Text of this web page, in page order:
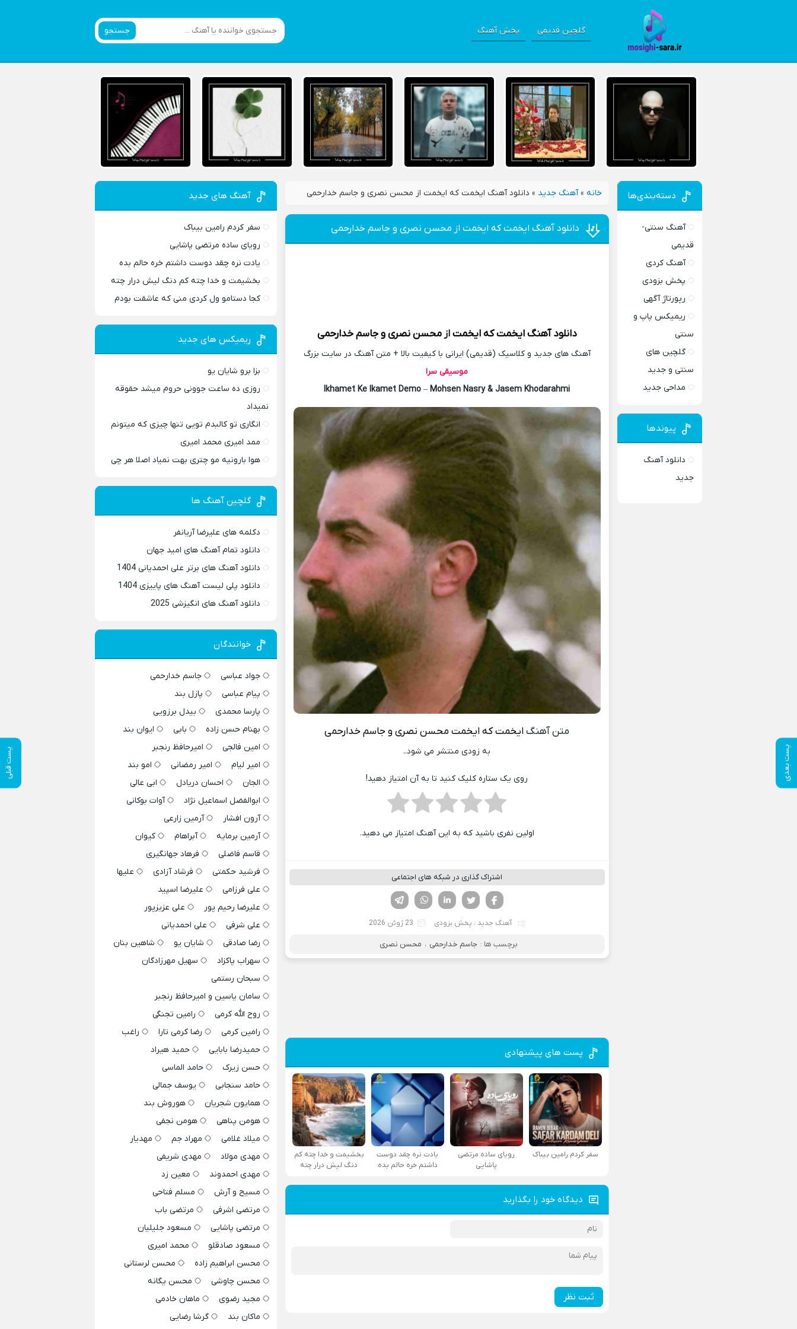
گلچین قدیمی پخش آهنگ جستجو
خانه »آهنگ جدید » دانلود آهنگ ایخمت که ایخمت از محسن نصری و جاسم خدارحمی
پست بعدی پست قبلی
دانلود آهنگ ایخمت که ایخمت از محسن نصری و جاسم خدارحمی
دانلود آهنگایخمت که ایخمتازمحسن نصری و جاسم خدارحمی
آهنگ های جدید و کلاسیک (قدیمی) ایرانی با کیفیت بالا + متن آهنگ در سایت بزرگ
موسیقی سرا
Ikhamet Ke Ikamet Demo –Mohsen Nasry & Jasem Khodarahmi
متن آهنگ ایخمت که ایخمت محسن نصری و جاسم خدارحمی
به زودی منتشر می شود..
روی یک ستاره کلیک کنید تا به آن امتیاز دهید!
اولین نفری باشید که به این آهنگ امتیاز می دهید.
اشتراک گذاری در شبکه های اجتماعی
لینکدین تویتر
فیسوک
آهنگ جدید ، پخش بزودی 23 ژوئن 2026
برچسب ها : جاسم خدارحمی ، محسن نصری
پست های پیشنهادی
سفر کردم رامین بیباک
رویای ساده مرتضی
پاشایی
یادت نره چقد دوست
داشتم خره حالم بده
بخشیمت و خدا چته کم
دنگ لیش درار چته
دیدگاه خود را بگذارید
ثبت نظر
دسته‌بندی‌ها
آهنگ سنتی-
قدیمی
آهنگ کردی
پخش بزودی
رپورتاژ آگهی
ریمیکس پاپ و
سنتی
گلچین های
سنتی و جدید
مداحی جدید
پیوندها
دانلود آهنگ
جدید
آهنگ های جدید
سفر کردم رامین بیباک
رویای ساده مرتضی پاشایی
یادت نره چقد دوست داشتم خره حالم بده
بخشیمت و خدا چته کم دنگ لیش درار چته
کجا دستامو ول کردی منی که عاشقت بودم
ریمیکس های جدید
بزا برو شایان یو
روزی ده ساعت جوونی حروم میشد حقوقه
نمیداد
انگاری تو کالبدم تویی تنها چیزی که میتونم
ممد امیری محمد امیری
هوا بارونیه مو چتری بهت نمیاد اصلا هر چی
گلچین آهنگ ها
دکلمه های علیرضا آریانفر
دانلود تمام آهنگ های امید جهان
دانلود آهنگ های برتر علی احمدیانی 1404
دانلود پلی لیست آهنگ های پاییزی 1404
دانلود آهنگ های انگیزشی 2025
خوانندگان
جواد عباسی
جاسم خدارحمی
پیام عباسی
پازل بند
پارسا محمدی
بیدل برزویی
بهنام حسن زاده
بابی
ایوان بند
امین فالجی
امیرحافظ رنجبر
امیر لیام
امیر رمضانی
امو بند
الجان
احسان دریادل
ابی عالی
ابوالفضل اسماعیل نژاد
آوات بوکانی
آرون افشار
آرمین زارعی
آرمین برمایه
آبراهام
کیوان
قاسم فاضلی
فرهاد جهانگیری
فرشید حکمتی
فرشاد آزادی
علیها
علی فرزامی
علیرضا اسپید
علیرضا رحیم پور
علی عزیزپور
علی شرفی
علی احمدیانی
رضا صادقی
شایان یو
شاهین بنان
سهراب پاکزاد
سهیل مهرزادگان
سبحان رستمی
سامان یاسین و امیرحافظ رنجبر
روح الله کرمی
رامین تجنگی
رامین کرمی
رضا کرمی تارا
راغب
حمیدرضا بابایی
حمید هیراد
حسن زیرک
حامد الماسی
حامد سنجابی
یوسف جمالی
همایون شجریان
هوروش بند
هومن پناهی
هومن نجفی
میلاد غلامی
مهراد جم
مهدیار
مهدی مولاد
مهدی شریفی
مهدی احمدوند
معین زد
مسیح و آرش
مسلم فتاحی
مرتضی اشرفی
مرتضی باب
مرتضی پاشایی
مسعود جلیلیان
مسعود صادقلو
محمد امیری
محسن ابراهیم زاده
محسن لرستانی
محسن چاوشی
محسن یگانه
مجید رضوی
ماهان خادمی
ماکان بند
گرشا رضایی